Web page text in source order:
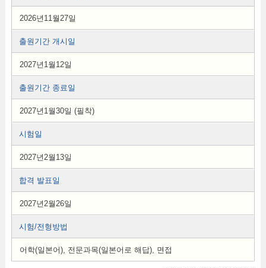
2026년11월27일
출원기간 개시일
2027년1월12일
출원기간 종료일
2027년1월30일 (필착)
시험일
2027년2월13일
합격 발표일
2027년2월26일
시험/전형방법
어학(일본어), 전문과목(일본어로 해답), 면접